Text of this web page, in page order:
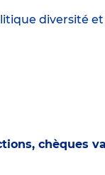
diversité
chèques